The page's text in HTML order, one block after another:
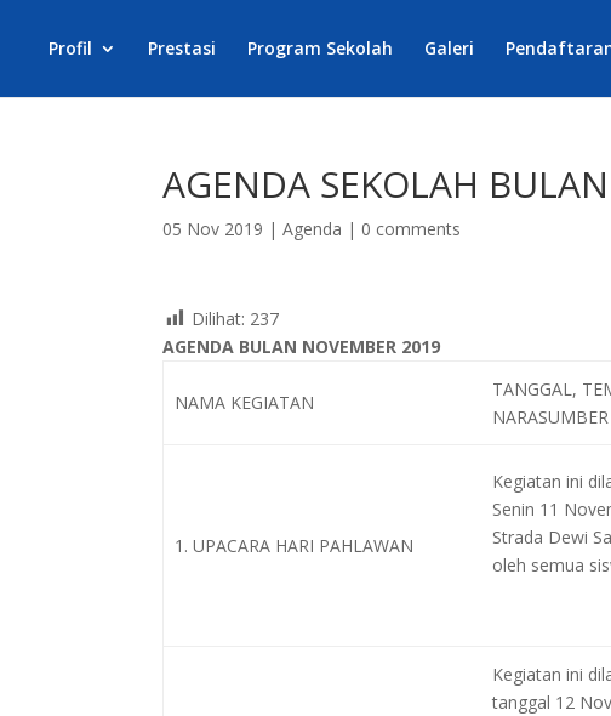
Profil Prestasi Program Sekolah Galeri
AGENDA SEKOLAH
05 Nov 2019 |Agenda | 0 comments
Dilihat: 237
AGENDA BULAN NOVEMBER 2019
NAMA KEGIATAN
TANGGAL,
NARASUMBER
1. UPACARA HARI PAHLAWAN
Kegiatan ini
Senin 11
Strada Dewi
oleh semua
Kegiatan ini
tanggal 12